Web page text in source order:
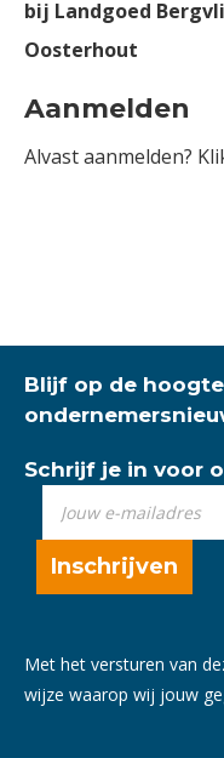
bij Landgoed
Oosterhout
Aanmelden
Alvast aanmelden?
Blijf op de
Schrijf je in voor
Met het versturen van
wijze waarop wij jouw